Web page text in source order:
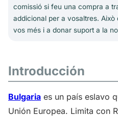
comissió si feu una compra a
addicional per a vosaltres.
vos més i a donar suport a la
Introducción
Bulgaria es un país eslavo
Unión Europea. Limita con